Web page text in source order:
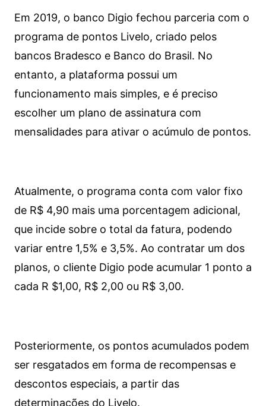
Em 2019, o banco Digio fechou parceria com o
programa de pontos Livelo, criado pelos
bancos Bradesco e Banco do Brasil. No
entanto, a plataforma possui um
funcionamento mais simples, e é preciso
escolher um plano de assinatura com
mensalidades para ativar o acúmulo de pontos.
Atualmente, o programa conta com valor fixo
de R$ 4,90 mais uma porcentagem adicional,
que incide sobre o total da fatura, podendo
variar entre 1,5% e 3,5%. Ao contratar um dos
planos, o cliente Digio pode acumular 1 ponto a
cada R $1,00, R$ 2,00 ou R$ 3,00.
Posteriormente, os pontos acumulados podem
ser resgatados em forma de recompensas e
descontos especiais, a partir das
determinações do Livelo.